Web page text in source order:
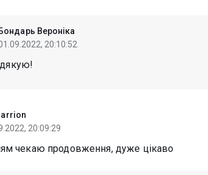
Бондарь Вероніка
20:10:52
20:09:29
чекаю продовження, дуже цікаво